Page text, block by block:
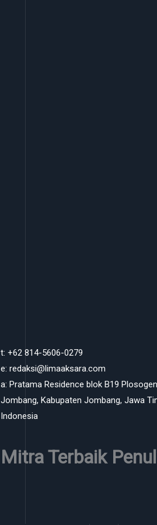
t: +62 814-5606-0279
e: redaksi@limaaksara.com
a: Pratama Residence blok B19
Jombang, Kabupaten Jombang, Jawa
Indonesia
Mitra Terbaik